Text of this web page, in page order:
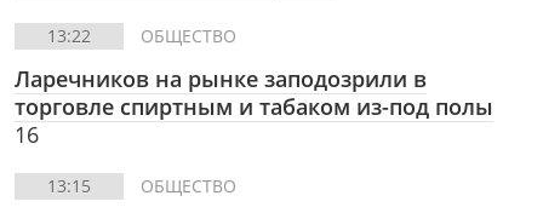
13:22 ОБЩЕСТВО
Ларечников на рынке заподозрили в
торговле спиртным и табаком из-под полы
16
13:15 ОБЩЕСТВО